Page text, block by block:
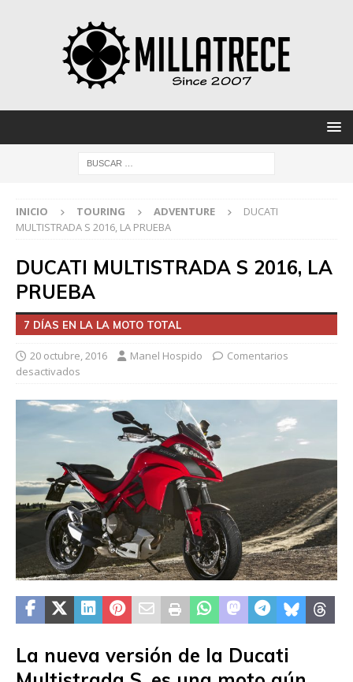
INICIO TOURING ADVENTURE
DUCATI
MULTISTRADA S 2016, LA PRUEBA
DUCATI MULTISTRADA S 2016, LA
PRUEBA
7 DÍAS EN LA LA MOTO TOTAL
20 octubre, 2016 Manel Hospido
Comentarios
desactivados
La nueva versión de la Ducati